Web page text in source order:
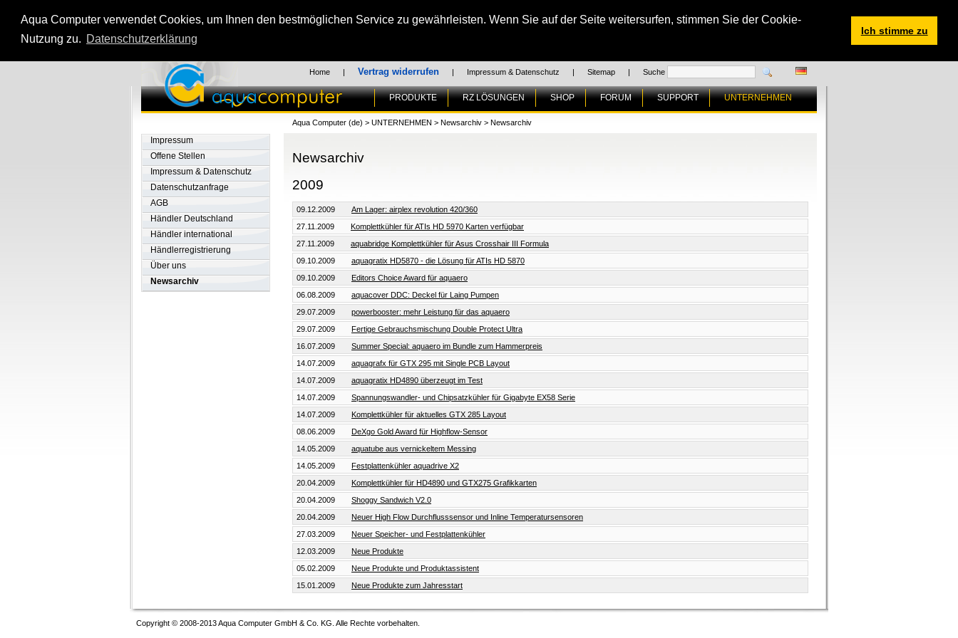
Aqua Computer verwendet Cookies, um Ihnen den bestmöglichen Service zu gewährleisten. Wenn Sie auf der Seite weitersurfen, stimmen Sie der Cookie-
Nutzung zu. Datenschutzerklärung
Ich stimme zu
Home | Vertrag widerrufen | Impressum & Datenschutz | Sitemap | Suche
PRODUKTE RZ LÖSUNGEN SHOP FORUM SUPPORT UNTERNEHMEN
Impressum
Offene Stellen
Impressum & Datenschutz
Datenschutzanfrage
AGB
Händler Deutschland
Händler international
Händlerregistrierung
Über uns
Newsarchiv
Aqua Computer (de) > UNTERNEHMEN > Newsarchiv > Newsarchiv
Newsarchiv
2009
09.12.2009
Am Lager: airplex revolution 420/360
27.11.2009
Komplettkühler für ATIs HD 5970 Karten verfügbar
27.11.2009
aquabridge Komplettkühler für Asus Crosshair III Formula
09.10.2009
aquagratix HD5870 - die Lösung für ATIs HD 5870
09.10.2009
Editors Choice Award für aquaero
06.08.2009
aquacover DDC: Deckel für Laing Pumpen
29.07.2009
powerbooster: mehr Leistung für das aquaero
29.07.2009
Fertige Gebrauchsmischung Double Protect Ultra
16.07.2009
Summer Special: aquaero im Bundle zum Hammerpreis
14.07.2009
aquagrafx für GTX 295 mit Single PCB Layout
14.07.2009
aquagratix HD4890 überzeugt im Test
14.07.2009
Spannungswandler- und Chipsatzkühler für Gigabyte EX58 Serie
14.07.2009
Komplettkühler für aktuelles GTX 285 Layout
08.06.2009
DeXgo Gold Award für Highflow-Sensor
14.05.2009
aquatube aus vernickeltem Messing
14.05.2009
Festplattenkühler aquadrive X2
20.04.2009
Komplettkühler für HD4890 und GTX275 Grafikkarten
20.04.2009
Shoggy Sandwich V2.0
20.04.2009
Neuer High Flow Durchflusssensor und Inline Temperatursensoren
27.03.2009
Neuer Speicher- und Festplattenkühler
12.03.2009
Neue Produkte
05.02.2009
Neue Produkte und Produktassistent
15.01.2009
Neue Produkte zum Jahresstart
Copyright © 2008-2013 Aqua Computer GmbH & Co. KG. Alle Rechte vorbehalten.